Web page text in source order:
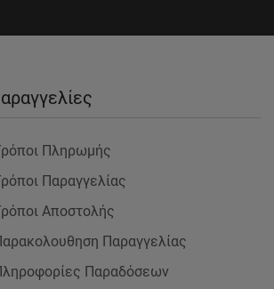
Πληρωμής
Παραγγελίας
Αποστολής
Παραγγελίας
Παραδόσεων